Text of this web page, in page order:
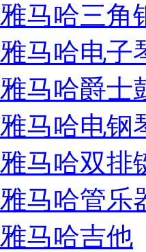
雅马哈三角
雅马哈电子
雅马哈爵士
雅马哈电钢
雅马哈双排
雅马哈管乐
雅马哈吉他